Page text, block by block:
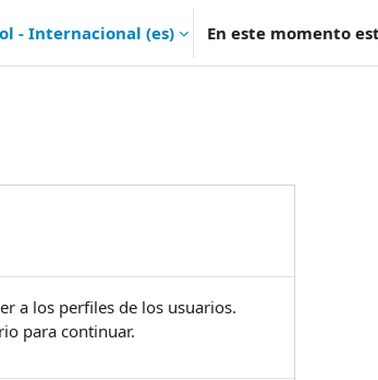
- Internacional ‎(es)‎ En este momento
a los perfiles de los usuarios.
para continuar.